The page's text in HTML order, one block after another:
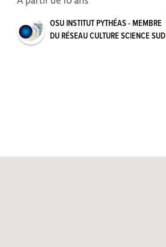
OSU INSTITUT PYTHÉAS - MEMBRE
DU RÉSEAU CULTURE SCIENCE SUD